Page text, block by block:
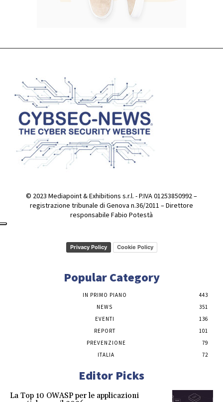
© 2023 Mediapoint & Exhibitions s.r.l. - P.IVA 01253850992 –
registrazione tribunale di Genova n.36/2011 – Direttore
responsabile Fabio Potestà
Privacy Policy Cookie Policy
Popular Category
IN PRIMO PIANO
443
NEWS
351
EVENTI
136
REPORT
101
PREVENZIONE
79
ITALIA
72
Editor Picks
La Top 10 OWASP per le applicazioni